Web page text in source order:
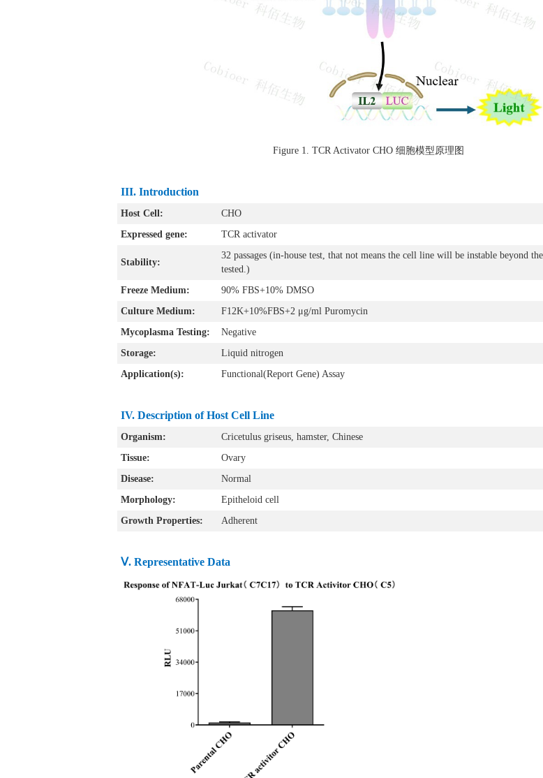
Figure 1. TCR Activator CHO 细胞模型原理图
III. Introduction
Host Cell:
CHO
Expressed gene:
TCR activator
Stability:
32 passages (in-house test, that not means the cell line will be instable beyond the
tested.)
Freeze Medium:
90% FBS+10% DMSO
Culture Medium:
F12K+10%FBS+2 μg/ml Puromycin
Mycoplasma Testing:
Negative
Storage:
Liquid nitrogen
Application(s):
Functional(Report Gene) Assay
IV. Description of Host Cell Line
Organism: Cricetulus griseus , hamster, Chinese
Tissue:
Ovary
Disease:
Normal
Morphology:
Epitheloid cell
Growth Properties:
Adherent
Ⅴ. Representative Data